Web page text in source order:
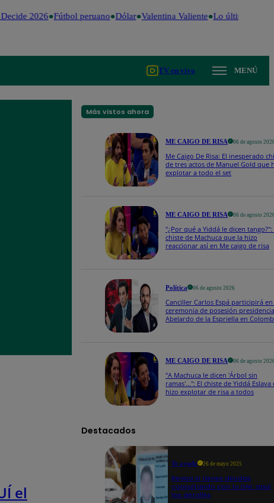
2026 Fútbol peruano Dólar Valentina Valiente Lo último
TV en vivo MENÚ
el
Más vistos ahora
ME CAIGO DE RISA 06 de agosto
Me Caigo De Risa: El inesperado
de tres actos de Manuel Gold que
explotar a todo el set
ME CAIGO DE RISA 06 de agosto
"¿Por qué a Yiddá le dicen tango?":
chiste de Machuca que la hizo
reaccionar así en Me caigo de risa
Política 06 de agosto 2026
Canciller Carlos Espá participirá
ceremonia de posesión
Abelardo de la Espriella en
ME CAIGO DE RISA 06 de agosto
"A Machuca le dicen 'Árbol sin
ramas'...": El chiste de Yiddá Eslava
hizo explotar de risa a todos
Destacados
Te ayudo 26 de mayo 2025
Revisa si tienes deudas
consultando con tu DNI: aquí
los detalles